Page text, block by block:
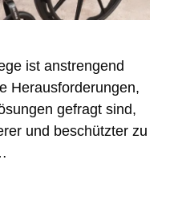
ist anstrengend
Herausforderungen,
gefragt sind,
und beschützter zu